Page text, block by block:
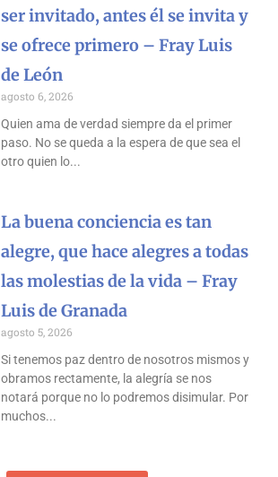
ser invitado, antes él se invita y
se ofrece primero – Fray Luis
de León
agosto 6, 2026
Quien ama de verdad siempre da el primer
paso. No se queda a la espera de que sea el
otro quien lo
La buena conciencia es tan
alegre, que hace alegres a todas
las molestias de la vida – Fray
Luis de Granada
agosto 5, 2026
Si tenemos paz dentro de nosotros mismos y
obramos rectamente, la alegría se nos
notará porque no lo podremos disimular. Por
muchos